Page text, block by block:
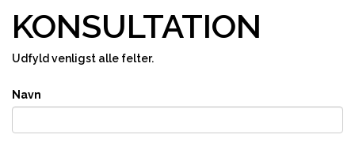
KONSULTATION
Udfyld venligst alle felter.
Navn